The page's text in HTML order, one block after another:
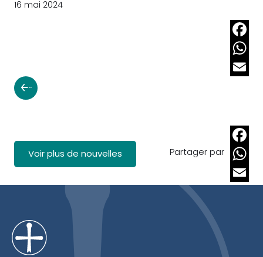
16 mai 2024
Voir plus de nouvelles Partager par